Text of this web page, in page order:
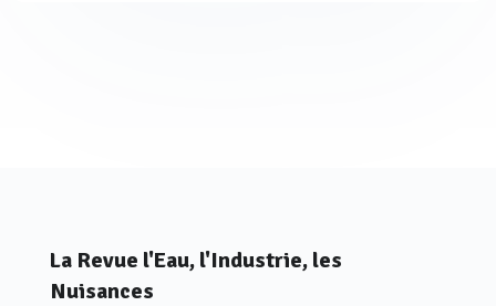
La Revue l'Eau, l'Industrie, les
Nuisances